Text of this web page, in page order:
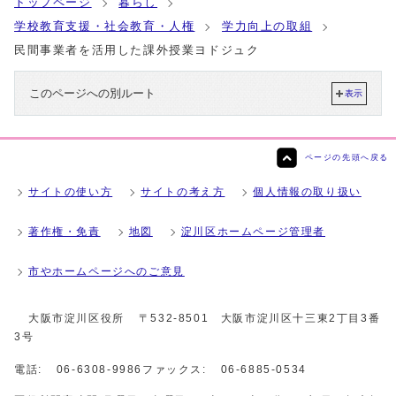
学校教育支援・社会教育・人権
学力向上の取組
民間事業者を活用した課外授業ヨドジュク
このページへの別ルート 表示
ページの先頭へ戻る
サイトの使い方 サイトの考え方 個人情報の取り扱い
著作権・免責 地図 淀川区ホームページ管理者
市やホームページへのご意見
大阪市淀川区役所
〒532-8501 大阪市淀川区十三東2丁目3番
3号
電話: 06-6308-9986 ファックス: 06-6885-0534